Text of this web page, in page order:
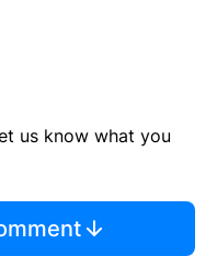
us know what you